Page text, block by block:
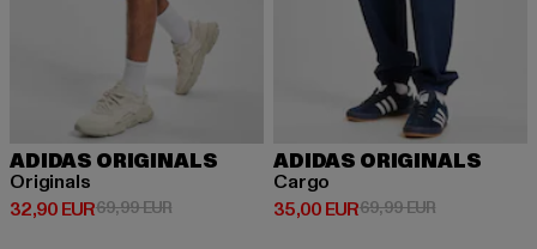
ADIDAS ORIGINALS
Originals
32,90 EUR
Derzeitiger Preis: 32,90 EUR
69,99 EURAktionspreis: 69,99 EUR
ADIDAS ORIGINALS
Cargo
35,00 EUR
Derzeitiger Preis: 35,00 EUR
69,99 EURAktionspreis: